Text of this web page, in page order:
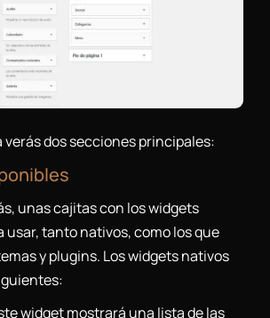
verás dos secciones principales:
unas cajitas con los widgets
usar, tanto nativos, como los que
y plugins. Los widgets nativos
widget mostrará una lista de las